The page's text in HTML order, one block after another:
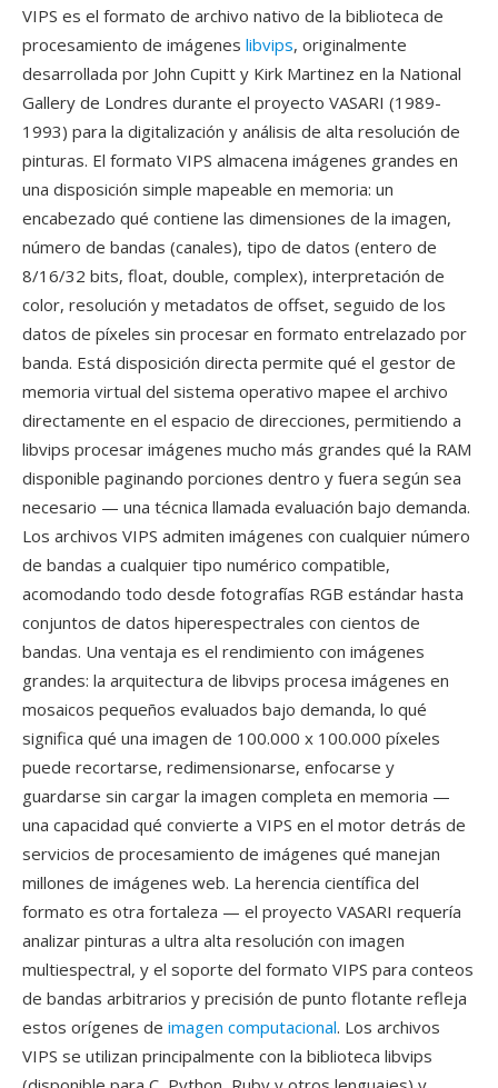
VIPS es el formato de archivo nativo de la biblioteca de
procesamiento de imágenes libvips, originalmente
desarrollada por John Cupitt y Kirk Martinez en la National
Gallery de Londres durante el proyecto VASARI (1989-
1993) para la digitalización y análisis de alta resolución de
pinturas. El formato VIPS almacena imágenes grandes en
una disposición simple mapeable en memoria: un
encabezado qué contiene las dimensiones de la imagen,
número de bandas (canales), tipo de datos (entero de
8/16/32 bits, float, double, complex), interpretación de
color, resolución y metadatos de offset, seguido de los
datos de píxeles sin procesar en formato entrelazado por
banda. Está disposición directa permite qué el gestor de
memoria virtual del sistema operativo mapee el archivo
directamente en el espacio de direcciones, permitiendo a
libvips procesar imágenes mucho más grandes qué la RAM
disponible paginando porciones dentro y fuera según sea
necesario — una técnica llamada evaluación bajo demanda.
Los archivos VIPS admiten imágenes con cualquier número
de bandas a cualquier tipo numérico compatible,
acomodando todo desde fotografías RGB estándar hasta
conjuntos de datos hiperespectrales con cientos de
bandas. Una ventaja es el rendimiento con imágenes
grandes: la arquitectura de libvips procesa imágenes en
mosaicos pequeños evaluados bajo demanda, lo qué
significa qué una imagen de 100.000 x 100.000 píxeles
puede recortarse, redimensionarse, enfocarse y
guardarse sin cargar la imagen completa en memoria —
una capacidad qué convierte a VIPS en el motor detrás de
servicios de procesamiento de imágenes qué manejan
millones de imágenes web. La herencia científica del
formato es otra fortaleza — el proyecto VASARI requería
analizar pinturas a ultra alta resolución con imagen
multiespectral, y el soporte del formato VIPS para conteos
de bandas arbitrarios y precisión de punto flotante refleja
estos orígenes de imagen computacional. Los archivos
VIPS se utilizan principalmente con la biblioteca libvips